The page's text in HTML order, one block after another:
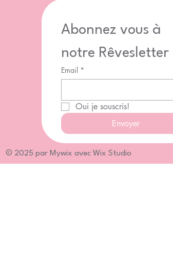
Abonnez vous à
notre Rêvesletter
Email *
Oui je souscris!
Envoyer
© 2025 par Mywix avec Wix Studio